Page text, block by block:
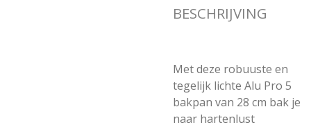
BESCHRIJVING
Met deze robuuste en
tegelijk lichte Alu Pro 5
bakpan van 28 cm bak je
naar hartenlust